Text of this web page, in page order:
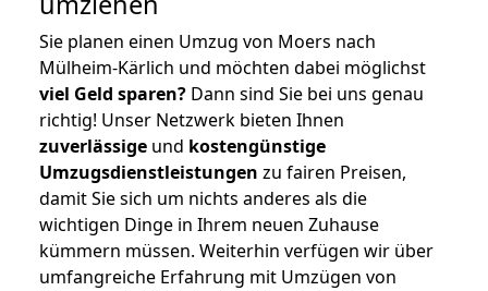
Sie planen einen Umzug von Moers nach
Mülheim-Kärlich und möchten dabei möglichst
viel Geld sparen? Dann sind Sie bei uns genau
richtig! Unser Netzwerk bieten Ihnen
zuverlässige und kostengünstige
Umzugsdienstleistungen zu fairen Preisen,
damit Sie sich um nichts anderes als die
wichtigen Dinge in Ihrem neuen Zuhause
kümmern müssen. Weiterhin verfügen wir über
umfangreiche Erfahrung mit Umzügen von